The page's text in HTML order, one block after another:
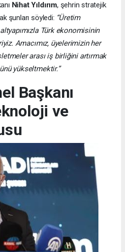
Nihat Yıldırım, şehrin stratejik
şunları söyledi: “Üretim
Türk ekonomisinin
Amacımız, üyelerimizin her
arası iş birliğini artırmak
yükseltmektir.”
Başkanı
ve